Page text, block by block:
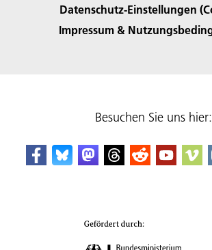
Datenschutz-Einstellungen
Impressum &
Besuchen Sie uns hier: